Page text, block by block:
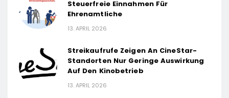
Steuerfreie Einnahmen Für
Ehrenamtliche
13. APRIL 2026
Streikaufrufe Zeigen An CineStar-
Standorten Nur Geringe Auswirkung
Auf Den Kinobetrieb
13. APRIL 2026